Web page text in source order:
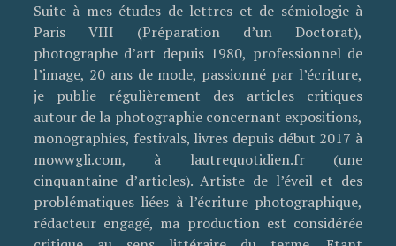
Suite à mes études de lettres et de sémiologie à
Paris VIII (Préparation d’un Doctorat),
photographe d’art depuis 1980, professionnel de
l’image, 20 ans de mode, passionné par l’écriture,
je publie régulièrement des articles critiques
autour de la photographie concernant expositions,
monographies, festivals, livres depuis début 2017 à
mowwgli.com, à lautrequotidien.fr (une
cinquantaine d’articles). Artiste de l’éveil et des
problématiques liées à l’écriture photographique,
rédacteur engagé, ma production est considérée